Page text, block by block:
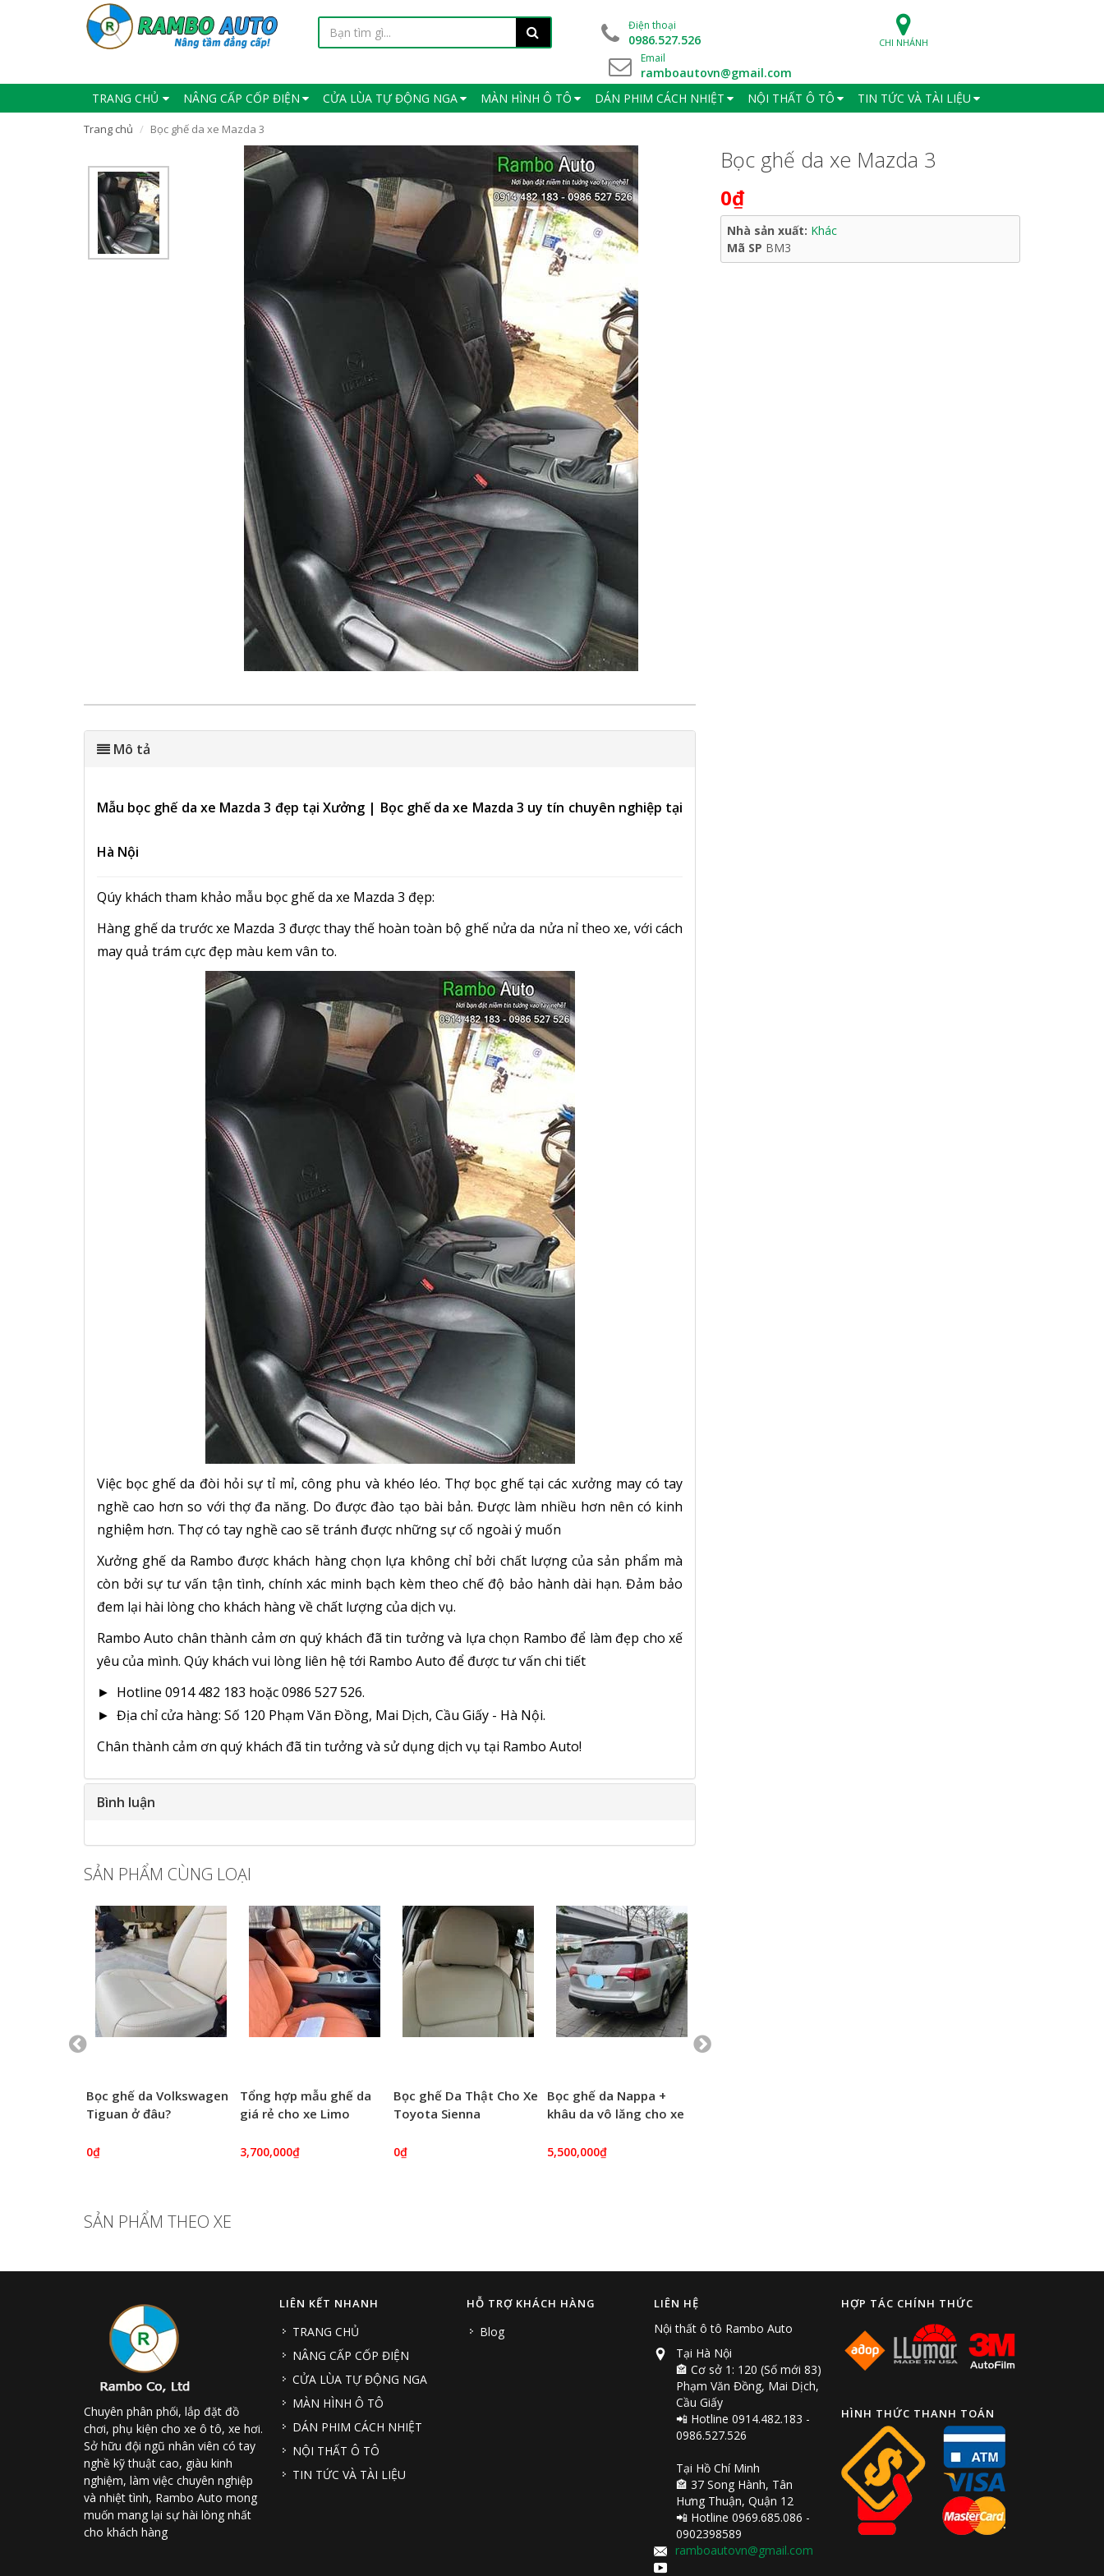
Điện thoại
0986.527.526
Email
ramboautovn@gmail.com
CHI NHÁNH
TRANG CHỦ NÂNG CẤP CỐP ĐIỆN CỬA LÙA TỰ ĐỘNG NGA MÀN HÌNH Ô TÔ DÁN PHIM CÁCH NHIỆT NỘI THẤT Ô TÔ TIN TỨC VÀ TÀI LIỆU
Trang chủ Bọc ghế da xe Mazda 3
Mô tả
Mẫu bọc ghế da xe Mazda 3 đẹp tại Xưởng | Bọc ghế da xe Mazda 3 uy tín chuyên nghiệp tại
Hà Nội
Qúy khách tham khảo mẫu bọc ghế da xe Mazda 3 đẹp:
Hàng ghế da trước xe Mazda 3 được thay thế hoàn toàn bộ ghế nửa da nửa nỉ theo xe, với cách
may quả trám cực đẹp màu kem vân to.
Việc bọc ghế da đòi hỏi sự tỉ mỉ, công phu và khéo léo. Thợ bọc ghế tại các xưởng may có tay
nghề cao hơn so với thợ đa năng. Do được đào tạo bài bản. Được làm nhiều hơn nên có kinh
nghiệm hơn. Thợ có tay nghề cao sẽ tránh được những sự cố ngoài ý muốn
Xưởng ghế da Rambo được khách hàng chọn lựa không chỉ bởi chất lượng của sản phẩm mà
còn bởi sự tư vấn tận tình, chính xác minh bạch kèm theo chế độ bảo hành dài hạn. Đảm bảo
đem lại hài lòng cho khách hàng về chất lượng của dịch vụ.
Rambo Auto chân thành cảm ơn quý khách đã tin tưởng và lựa chọn Rambo để làm đẹp cho xế
yêu của mình. Qúy khách vui lòng liên hệ tới Rambo Auto để được tư vấn chi tiết
► Hotline 0914 482 183 hoặc 0986 527 526.
► Địa chỉ cửa hàng: Số 120 Phạm Văn Đồng, Mai Dịch, Cầu Giấy - Hà Nội.
Chân thành cảm ơn quý khách đã tin tưởng và sử dụng dịch vụ tại Rambo Auto!
Bình luận
Bọc ghế da xe Mazda 3
0₫
Nhà sản xuất: Khác
Mã SP BM3
SẢN PHẨM CÙNG LOẠI
Bọc ghế da Volkswagen
Tiguan ở đâu?
0₫
Tổng hợp mẫu ghế da
giá rẻ cho xe Limo
3,700,000₫
Bọc ghế Da Thật Cho Xe
Toyota Sienna
0₫
Bọc ghế da Nappa +
khâu da vô lăng cho xe
5,500,000₫
SẢN PHẨM THEO XE
Chuyên phân phối, lắp đặt đồ
chơi, phụ kiện cho xe ô tô, xe hơi.
Sở hữu đội ngũ nhân viên có tay
nghề kỹ thuật cao, giàu kinh
nghiệm, làm việc chuyên nghiệp
và nhiệt tình, Rambo Auto mong
muốn mang lại sự hài lòng nhất
cho khách hàng
LIÊN KẾT NHANH
TRANG CHỦ
NÂNG CẤP CỐP ĐIỆN
CỬA LÙA TỰ ĐỘNG NGA
MÀN HÌNH Ô TÔ
DÁN PHIM CÁCH NHIỆT
NỘI THẤT Ô TÔ
TIN TỨC VÀ TÀI LIỆU
HỖ TRỢ KHÁCH HÀNG
Blog
LIÊN HỆ
Nội thất ô tô Rambo Auto
Tại Hà Nội
🏤 Cơ sở 1: 120 (Số mới 83)
Phạm Văn Đồng, Mai Dịch,
Cầu Giấy
📲 Hotline 0914.482.183 -
0986.527.526
Tại Hồ Chí Minh
🏤 37 Song Hành, Tân
Hưng Thuận, Quận 12
📲 Hotline 0969.685.086 -
0902398589
ramboautovn@gmail.com
HỢP TÁC CHÍNH THỨC
HÌNH THỨC THANH TOÁN